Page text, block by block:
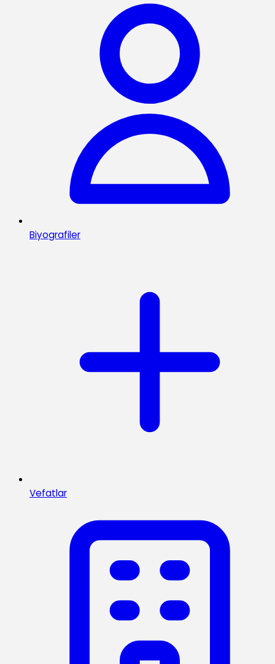
Biyografiler
Vefatlar